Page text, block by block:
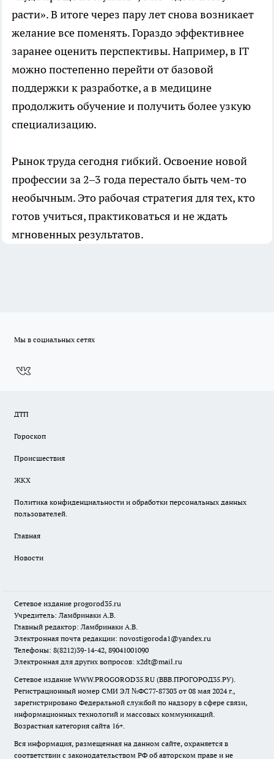
расти». В итоге через пару лет снова возникает
желание все поменять. Гораздо эффективнее
заранее оценить перспективы. Например, в IT
можно постепенно перейти от базовой
поддержки к разработке, а в медицине
продолжить обучение и получить более узкую
специализацию.
Рынок труда сегодня гибкий. Освоение новой
профессии за 2–3 года перестало быть чем-то
необычным. Это рабочая стратегия для тех, кто
готов учиться, практиковаться и не ждать
мгновенных результатов.
Мы в социальных сетях
ДТП
Гороскоп
Происшествия
ЖКХ
Политика конфиденциальности и обработки персональных данных
пользователей.
Главная
Новости
Сетевое издание progorod35.ru
Учредитель: Ламбринаки А.В.
Главный редактор: Ламбринаки А.В.
Электронная почта редакции: novostigoroda1@yandex.ru
Телефоны: 8(8212)39-14-42, 89041001090
Электронная для других вопросов: x2dt@mail.ru
Сетевое издание WWW.PROGOROD35.RU (ВВВ.ПРОГОРОД35.РУ).
Регистрационный номер СМИ ЭЛ №ФС77-87303 от 08 мая 2024 г.,
зарегистрировано Федеральной службой по надзору в сфере связи,
информационных технологий и массовых коммуникаций.
Возрастная категория сайта 16+.
Вся информация, размещенная на данном сайте, охраняется в
соответствии с законодательством РФ об авторском праве и не